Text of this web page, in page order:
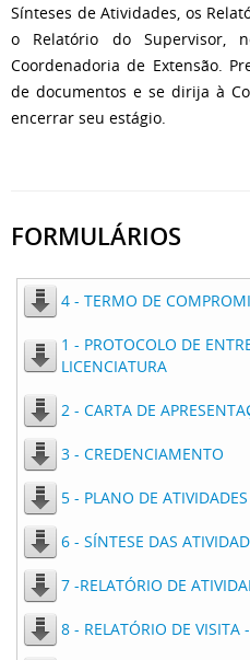
Sínteses de Atividades, os
o Relatório do
Coordenadoria de Extensão.
de documentos e se dirija à
encerrar seu estágio.
FORMULÁRIOS
4 - TERMO DE
1 - PROTOCOLO DE
LICENCIATURA
2 - CARTA DE
3 - CREDENCIAMENTO
5 - PLANO DE
6 - SÍNTESE DAS
7 -RELATÓRIO DE
8 - RELATÓRIO DE VISITA